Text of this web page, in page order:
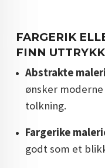
FARGERIK
FINN
Abstrakte
ønsker
tolkning.
Fargerike
godt som et